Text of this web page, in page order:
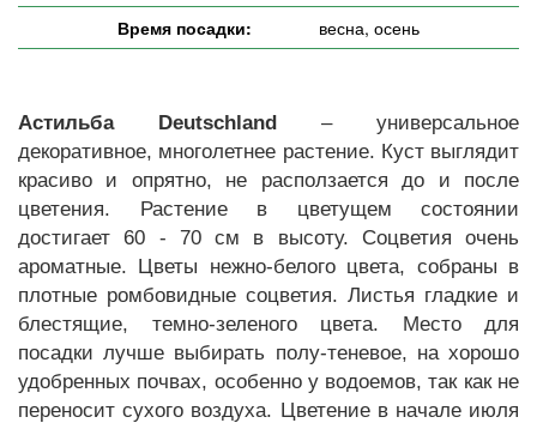
Время посадки:
весна, осень
Астильба Deutschland – универсальное
декоративное, многолетнее растение. Куст выглядит
красиво и опрятно, не расползается до и после
цветения. Растение в цветущем состоянии
достигает 60 - 70 см в высоту. Соцветия очень
ароматные. Цветы нежно-белого цвета, собраны в
плотные ромбовидные соцветия. Листья гладкие и
блестящие, темно-зеленого цвета. Место для
посадки лучше выбирать полу-теневое, на хорошо
удобренных почвах, особенно у водоемов, так как не
переносит сухого воздуха. Цветение в начале июля